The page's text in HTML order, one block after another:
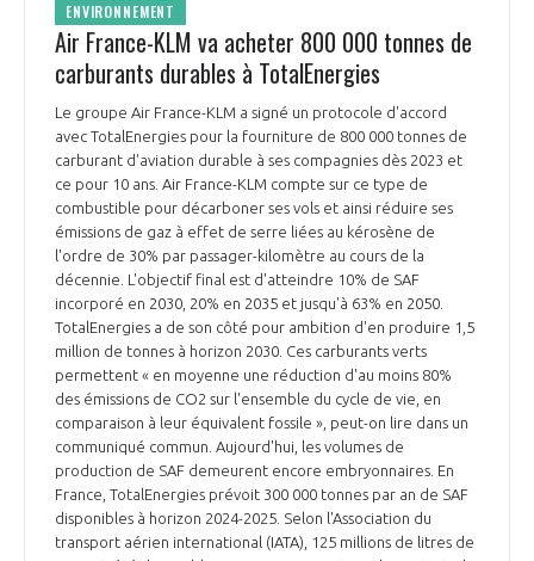
ENVIRONNEMENT
Air France-KLM va acheter 800 000 tonnes de
carburants durables à TotalEnergies
Le groupe Air France-KLM a signé un protocole d'accord
avec TotalEnergies pour la fourniture de 800 000 tonnes de
carburant d'aviation durable à ses compagnies dès 2023 et
ce pour 10 ans. Air France-KLM compte sur ce type de
combustible pour décarboner ses vols et ainsi réduire ses
émissions de gaz à effet de serre liées au kérosène de
l'ordre de 30% par passager-kilomètre au cours de la
décennie. L'objectif final est d'atteindre 10% de SAF
incorporé en 2030, 20% en 2035 et jusqu'à 63% en 2050.
TotalEnergies a de son côté pour ambition d'en produire 1,5
million de tonnes à horizon 2030. Ces carburants verts
permettent « en moyenne une réduction d'au moins 80%
des émissions de CO2 sur l'ensemble du cycle de vie, en
comparaison à leur équivalent fossile », peut-on lire dans un
communiqué commun. Aujourd'hui, les volumes de
production de SAF demeurent encore embryonnaires. En
France, TotalEnergies prévoit 300 000 tonnes par an de SAF
disponibles à horizon 2024-2025. Selon l'Association du
transport aérien international (IATA), 125 millions de litres de